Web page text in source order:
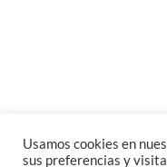
Usamos cookies en
sus preferencias y